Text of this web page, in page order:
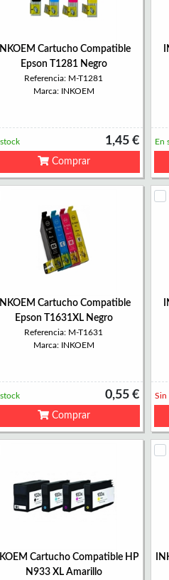
INKOEM Cartucho Compatible
Epson T1281 Negro
Referencia: M-T1281
Marca: INKOEM
1,45 €
Comprar
En
INKOEM Cartucho Compatible
Epson T1631XL Negro
Referencia: M-T1631
Marca: INKOEM
0,55 €
Comprar
Sin
Cartucho Compatible HP
N933 XL Amarillo